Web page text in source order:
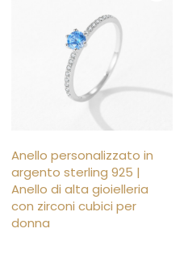
Anello personalizzato in
argento sterling 925 |
Anello di alta gioielleria
con zirconi cubici per
donna